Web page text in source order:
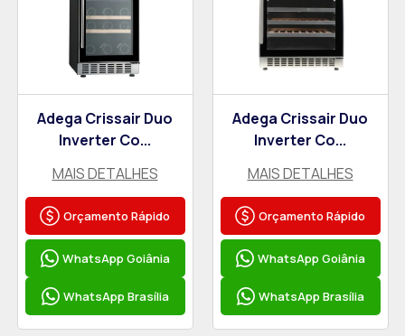
Adega Crissair Duo
Inverter Co...
MAIS DETALHES
Orçamento Rápido
WhatsApp Goiânia
WhatsApp Brasília
Adega Crissair Duo
Inverter Co...
MAIS DETALHES
Orçamento Rápido
WhatsApp Goiânia
WhatsApp Brasília